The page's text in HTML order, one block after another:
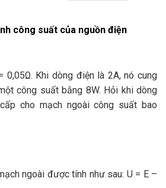
công suất của nguồn điện
0,05Ω. Khi dòng điện là 2A, nó cung
công suất bằng 8W. Hỏi khi dòng
cho mạch ngoài công suất bao
ngoài được tính như sau: U = E –